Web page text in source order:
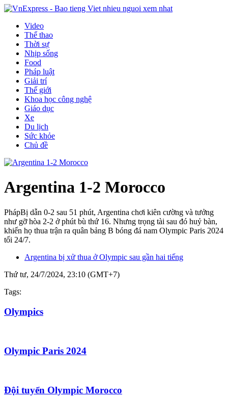
Video
Thể thao
Thời sự
Nhịp sống
Food
Pháp luật
Giải trí
Thế giới
Khoa học công nghệ
Giáo dục
Xe
Du lịch
Sức khỏe
Chủ đề
Argentina 1-2 Morocco
PhápBị dẫn 0-2 sau 51 phút, Argentina chơi kiên cường và tưởng
như gỡ hòa 2-2 ở phút bù thứ 16. Nhưng trọng tài sau đó huỷ bàn,
khiến họ thua trận ra quân bảng B bóng đá nam Olympic Paris 2024
tối 24/7.
Argentina bị xử thua ở Olympic sau gần hai tiếng
Thứ tư, 24/7/2024, 23:10 (GMT+7)
Tags:
Olympics
Olympic Paris 2024
Đội tuyển Olympic Morocco